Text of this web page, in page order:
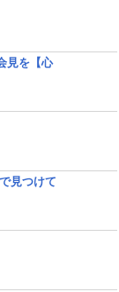
見を【心
見つけて